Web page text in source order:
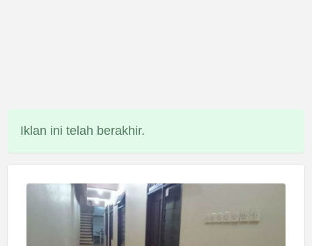
Iklan ini telah berakhir.